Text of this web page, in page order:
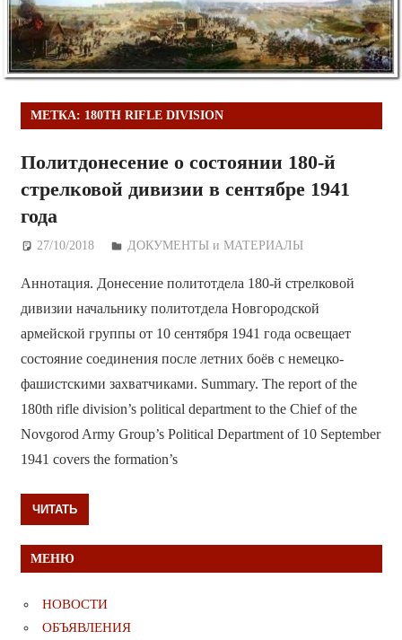
МЕТКА: 180TH RIFLE DIVISION
Политдонесение о состоянии 180-й
стрелковой дивизии в сентябре 1941
года
27/10/2018 Дежурный по Редакции
ДОКУМЕНТЫ и МАТЕРИАЛЫ
Аннотация. Донесение политотдела 180-й стрелковой
дивизии начальнику политотдела Новгородской
армейской группы от 10 сентября 1941 года освещает
состояние соединения после летних боёв с немецко-
фашистскими захватчиками. Summary. The report of the
180th rifle division’s political department to the Chief of the
Novgorod Army Group’s Political Department of 10 September
1941 covers the formation’s
ЧИТАТЬ
МЕНЮ
НОВОСТИ
ОБЪЯВЛЕНИЯ